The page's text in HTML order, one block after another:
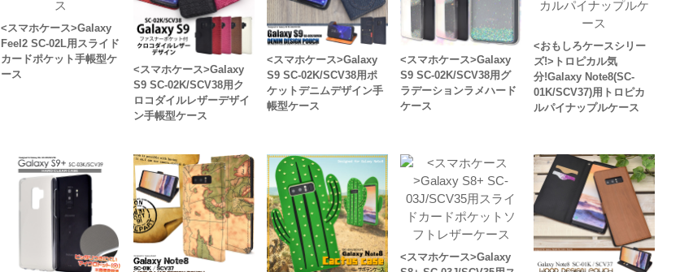
<スマホケース>Galaxy
Feel2 SC-02L用スライド
カードポケット手帳型ケ
ース
<スマホケース>Galaxy
S9 SC-02K/SCV38用ク
ロコダイルレザーデザイ
ン手帳型ケース
<スマホケース>Galaxy
S9 SC-02K/SCV38用ポ
ケットデニムデザイン手
帳型ケース
<スマホケース>Galaxy
S9 SC-02K/SCV38用グ
ラデーションラメハード
ケース
<おもしろケースシリー
ズ!>トロピカル気
分!Galaxy Note8(SC-
01K/SCV37)用トロピカ
ルパイナップルケース
<スマホケース>Galaxy